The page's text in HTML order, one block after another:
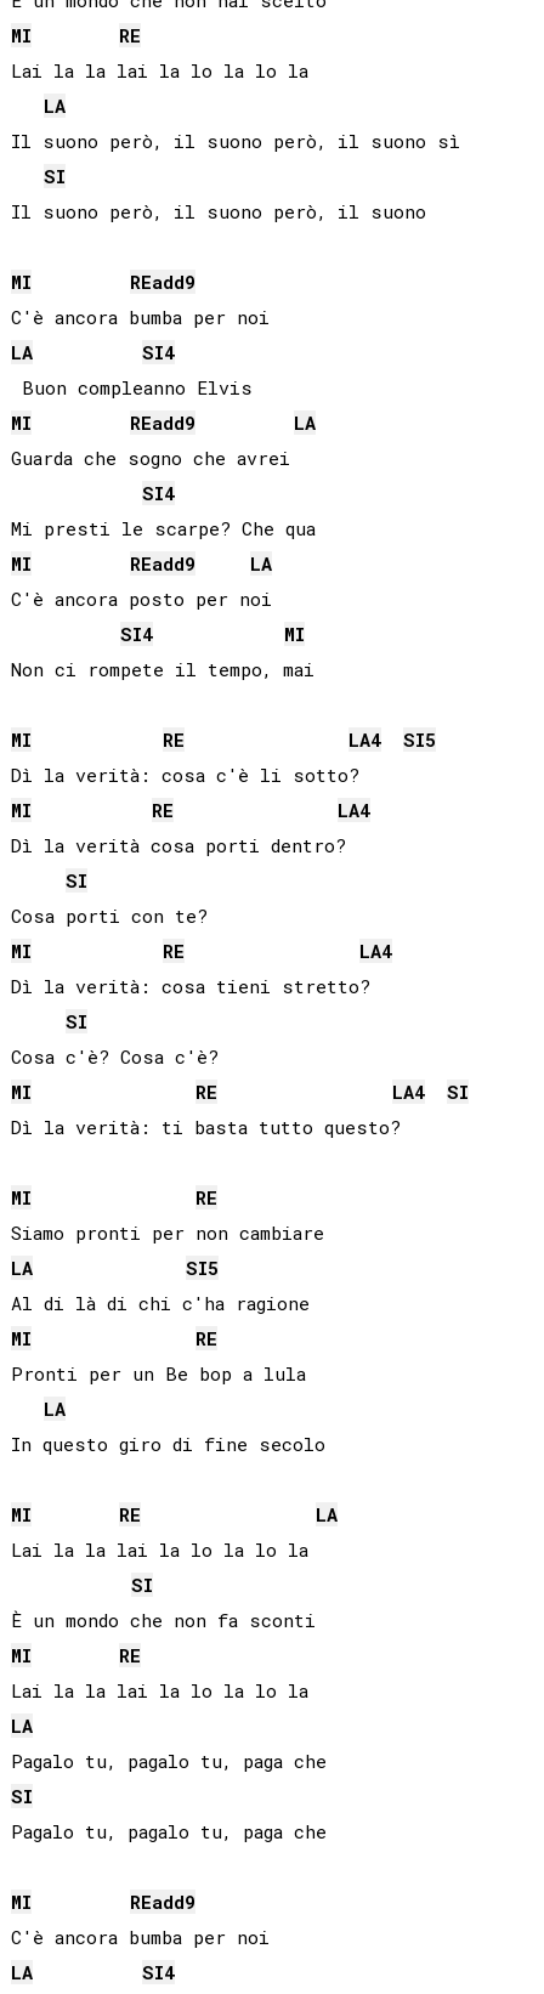
MI
RE
Lai la la lai la lo la lo la
LA
Il suono però, il suono però, il suono sì
SI
Il suono però, il suono però, il suono
MI REadd9
LA
SI4
MI
REadd9
LA
Guarda che sogno che avrei
SI4
Mi presti le scarpe? Che qua
MI
REadd9
LA
C'è ancora posto per noi
SI4
MI
Non ci rompete il tempo, mai
MI RE LA4 SI5
MI
RE LA4
Dì la verità cosa porti dentro?
SI
MI
RE LA4
Dì la verità: cosa tieni stretto?
SI
MI
RE LA4
SI
Dì la verità: ti basta tutto questo?
MI
RE
LA
SI5
MI
RE
Pronti per un Be bop a lula
LA
In questo giro di fine secolo
MI RE
LA
Lai la la lai la lo la lo la
SI
MI
RE
Lai la la lai la lo la lo la
LA
SI
Pagalo tu, pagalo tu, paga che
MI REadd9
LA
SI4